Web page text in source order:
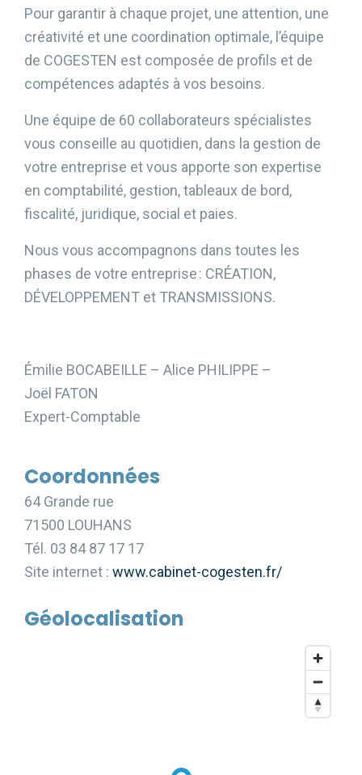
Pour garantir à chaque projet, une attention, une
créativité et une coordination optimale, l’équipe
de COGESTEN est composée de profils et de
compétences adaptés à vos besoins.
Une équipe de 60 collaborateurs spécialistes
vous conseille au quotidien, dans la gestion de
votre entreprise et vous apporte son expertise
en comptabilité, gestion, tableaux de bord,
fiscalité, juridique, social et paies.
Nous vous accompagnons dans toutes les
phases de votre entreprise : CRÉATION,
DÉVELOPPEMENT et TRANSMISSIONS.
Émilie BOCABEILLE – Alice PHILIPPE –
Joël FATON
Expert-Comptable
Coordonnées
64 Grande rue
71500 LOUHANS
Tél. 03 84 87 17 17
Site internet : www.cabinet-cogesten.fr/
Géolocalisation